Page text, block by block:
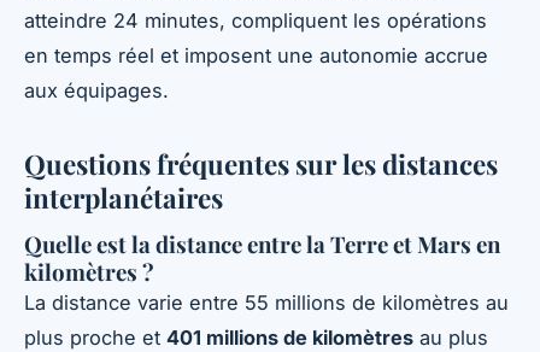
atteindre 24 minutes, compliquent les opérations
en temps réel et imposent une autonomie accrue
aux équipages.
Questions fréquentes sur les distances
interplanétaires
Quelle est la distance entre la Terre et Mars en
kilomètres ?
La distance varie entre 55 millions de kilomètres au
plus proche et 401 millions de kilomètres au plus